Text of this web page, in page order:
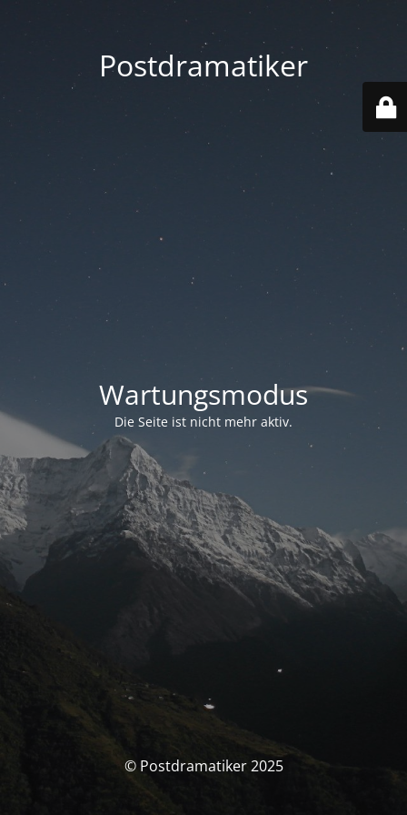
Postdramatiker
Wartungsmodus
Die Seite ist nicht mehr aktiv.
© Postdramatiker 2025